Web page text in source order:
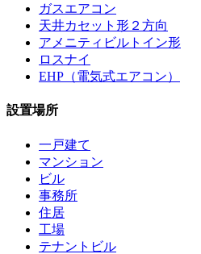
ガスエアコン
天井カセット形２方向
アメニティビルトイン形
ロスナイ
EHP（電気式エアコン）
設置場所
一戸建て
マンション
ビル
事務所
住居
工場
テナントビル